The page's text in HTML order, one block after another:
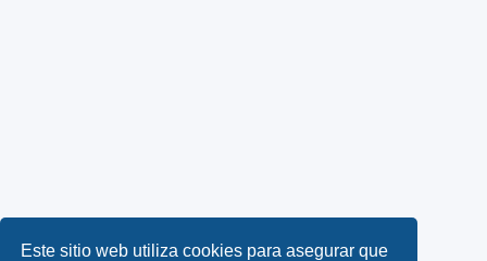
Este sitio web utiliza cookies para asegurar que